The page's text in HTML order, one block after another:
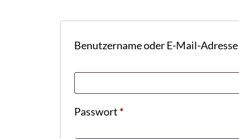
Benutzername oder E-Mail-Adresse
Passwort*